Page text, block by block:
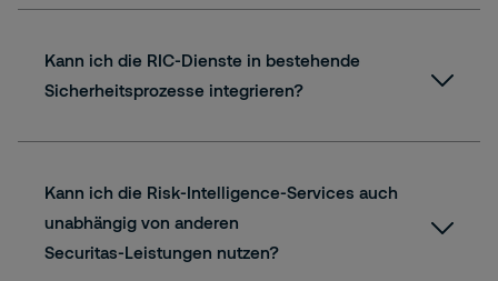
Analyst : Individuelle Betreuung durch
persönliche Sicherheitsexperten
Kann ich die RIC-Dienste in bestehende
Sicherheitsprozesse integrieren?
Kann ich die Risk‑Intelligence‑Services auch
unabhängig von anderen
Securitas‑Leistungen nutzen?